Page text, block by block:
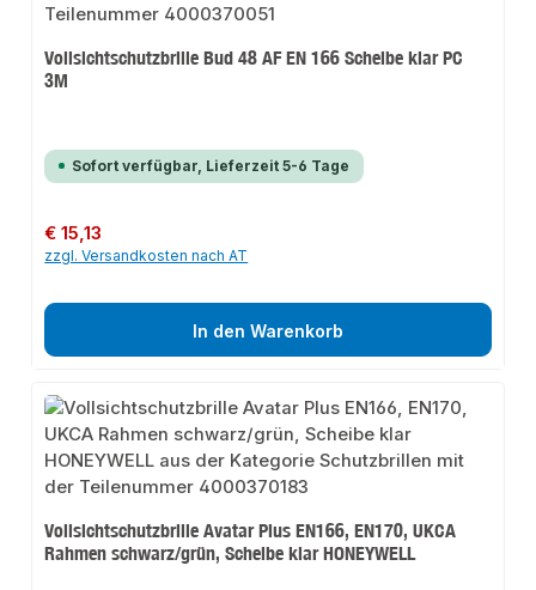
Vollsichtschutzbrille Bud 48 AF EN 166 Scheibe klar PC
3M
Sofort verfügbar, Lieferzeit 5-6 Tage
Regulärer Preis:
€ 15,13
zzgl. Versandkosten nach AT
In den Warenkorb
Vollsichtschutzbrille Avatar Plus EN166, EN170, UKCA
Rahmen schwarz/grün, Scheibe klar HONEYWELL